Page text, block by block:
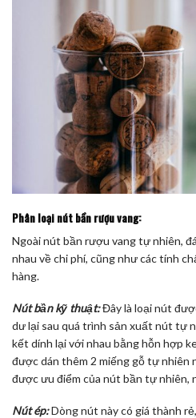
Phân loại nút bần rượu vang:
Ngoài nút bần rượu vang tự nhiên,
nhau về chi phí, cũng như các tính
hàng.
Nút bần kỹ thuật:Đây là loại nút
dư lại sau quá trình sản xuất nút tự
kết dính lại với nhau bằng hỗn hợp
được dán thêm 2 miếng gỗ tự nhiên
được ưu điểm của nút bần tự nhiên,
Nút ép:Dòng nút này có giá thành